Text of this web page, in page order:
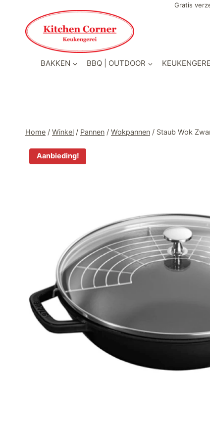
inhoud
Gratis
BAKKEN BBQ | OUTDOOR
Home / Winkel / Pannen / Wokpannen / Staub Wok
Aanbieding!